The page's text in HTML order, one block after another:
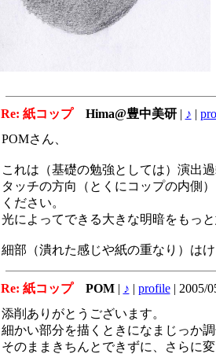
Re: 紙コップ Hima@豊中美研 | ♪ |
POMさん、
これは（基礎の勉強としては）演出
タッチの方向（とくにコップの内側
ください。
光によってできる大きな明暗をもっ
細部（潰れた感じや紙の重なり）は
Re: 紙コップ POM | ♪ | profile| 2005/
添削ありがとうございます。
細かい部分を描くときになまじっか
そのままきちんとできずに、さらに